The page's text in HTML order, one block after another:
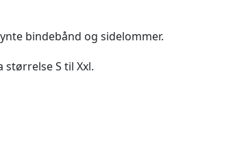
bindebånd og sidelommer.
størrelse S til Xxl.